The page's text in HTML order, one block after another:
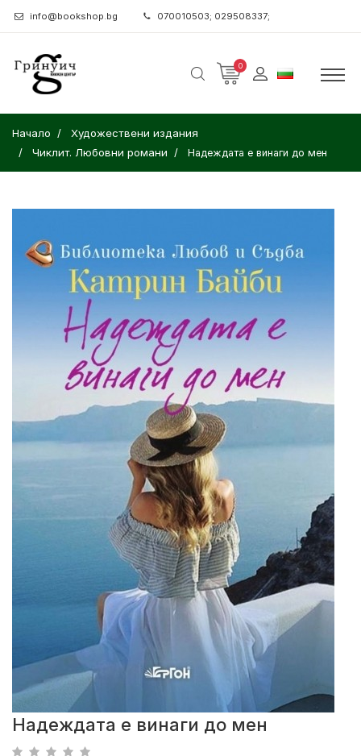
info@bookshop.bg 070010503; 029508337;
0
Начало
Художествени издания
Чиклит. Любовни романи
Надеждата е винаги до мен
Надеждата е винаги до мен